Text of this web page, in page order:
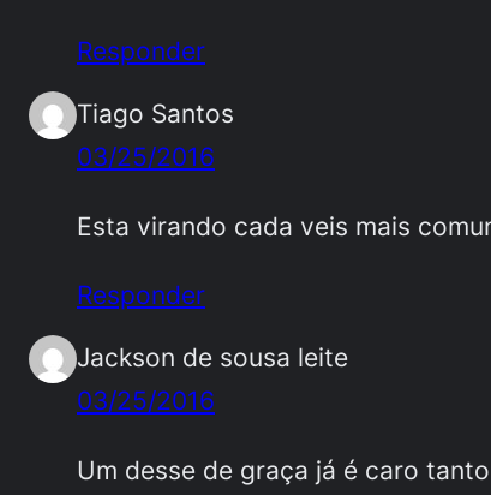
Responder
Tiago Santos
03/25/2016
Esta virando cada veis mais
Responder
Jackson de sousa leite
03/25/2016
Um desse de graça já é caro